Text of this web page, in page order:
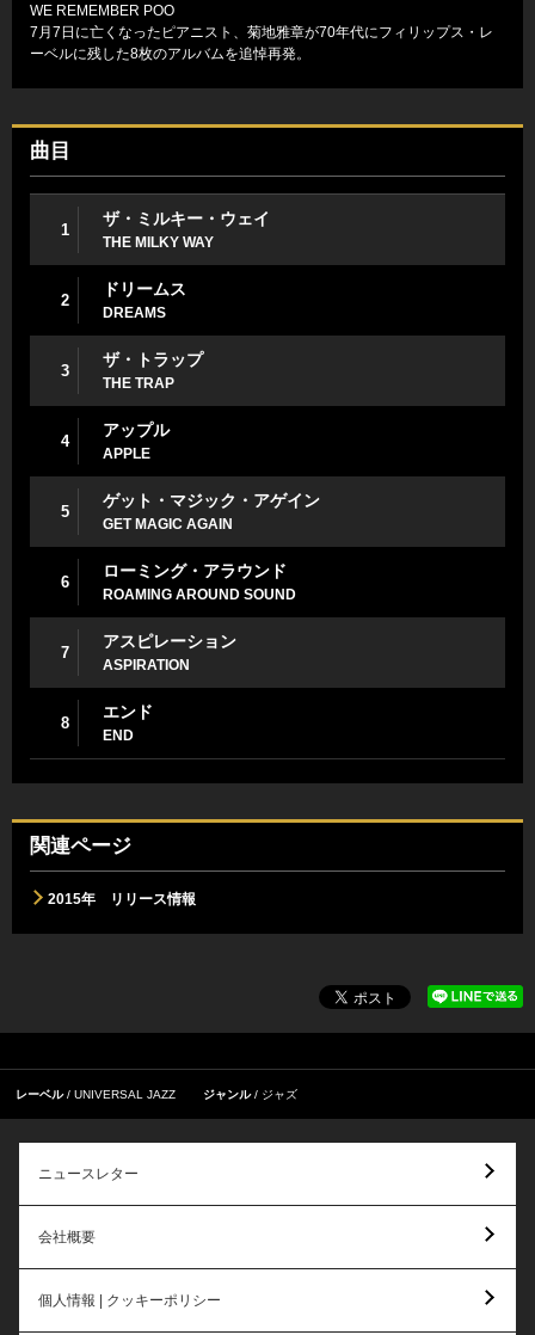
WE REMEMBER POO
7月7日に亡くなったピアニスト、菊地雅章が70年代にフィリップス・レ
ーベルに残した8枚のアルバムを追悼再発。
曲目
1
ザ・ミルキー・ウェイ
THE MILKY WAY
2
ドリームス
DREAMS
3
ザ・トラップ
THE TRAP
4
アップル
APPLE
5
ゲット・マジック・アゲイン
GET MAGIC AGAIN
6
ローミング・アラウンド
ROAMING AROUND SOUND
7
アスピレーション
ASPIRATION
8
エンド
END
関連ページ
2015年 リリース情報
レーベル UNIVERSAL JAZZ ジャンル ジャズ
ニュースレター
会社概要
個人情報 | クッキーポリシー